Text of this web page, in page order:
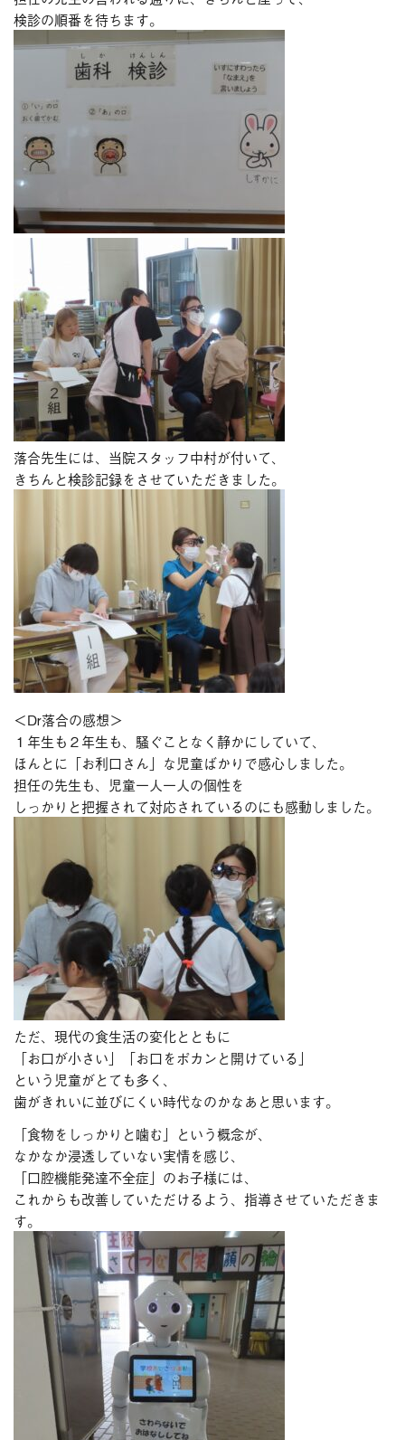
検診の順番を待ちます。
落合先生には、当院スタッフ中村が付いて、
きちんと検診記録をさせていただきました。
＜Dr落合の感想＞
１年生も２年生も、騒ぐことなく静かにしていて、
ほんとに「お利口さん」な児童ばかりで感心しました。
担任の先生も、児童一人一人の個性を
しっかりと把握されて対応されているのにも感動しました。
ただ、現代の食生活の変化とともに
「お口が小さい」「お口をポカンと開けている」
という児童がとても多く、
歯がきれいに並びにくい時代なのかなあと思います。
「食物をしっかりと噛む」という概念が、
なかなか浸透していない実情を感じ、
「口腔機能発達不全症」のお子様には、
これからも改善していただけるよう、指導させていただきま
す。